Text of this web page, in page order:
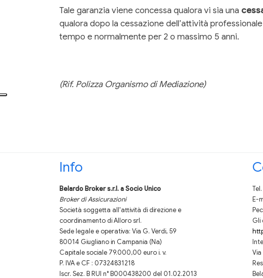
Tale garanzia viene concessa qualora vi sia una
qualora dopo la cessazione dell’attività
tempo e normalmente per 2 o massimo 5 anni.
(Rif. Polizza Organismo di Mediazione)
Info
Belardo Broker s.r.l.a Socio Unico
Broker di Assicurazioni
Società soggetta all'attività di direzione e
coordinamento di Alloro srl.
Sede legale e operativa: Via G. Verdi, 59
80014 Giugliano in Campania (Na)
Capitale sociale 79.000,00 euro i. v.
P. IVA e CF : 07324831218
Iscr. Sez. B RUI n° B000438200 del 01.02.2013
E-
Gli